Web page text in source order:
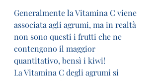
Generalmente la Vitamina C viene
associata agli agrumi, ma in realtà
non sono questi i frutti che ne
contengono il maggior
quantitativo, bensì i kiwi!
La Vitamina C degli agrumi si